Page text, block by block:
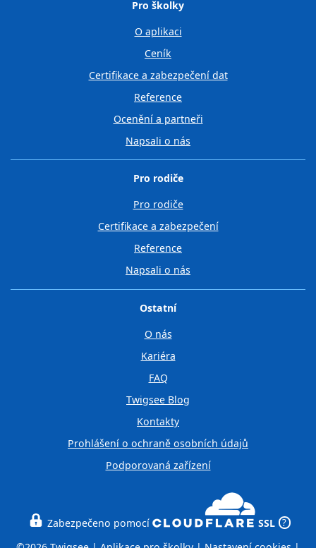
Pro školky
O aplikaci
Ceník
Certifikace a zabezpečení dat
Reference
Ocenění a partneři
Napsali o nás
Pro rodiče
Pro rodiče
Certifikace a zabezpečení
Reference
Napsali o nás
Ostatní
O nás
Kariéra
FAQ
Twigsee Blog
Kontakty
Prohlášení o ochraně osobních údajů
Podporovaná zařízení
Zabezpečeno pomocí SSL ?